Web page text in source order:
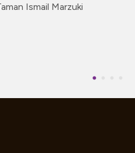
Ismail Marzuki